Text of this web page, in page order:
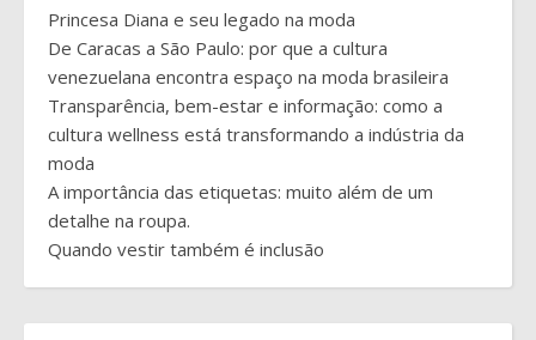
Princesa Diana e seu legado na moda
De Caracas a São Paulo: por que a cultura
venezuelana encontra espaço na moda brasileira
Transparência, bem-estar e informação: como a
cultura wellness está transformando a indústria da
moda
A importância das etiquetas: muito além de um
detalhe na roupa.
Quando vestir também é inclusão